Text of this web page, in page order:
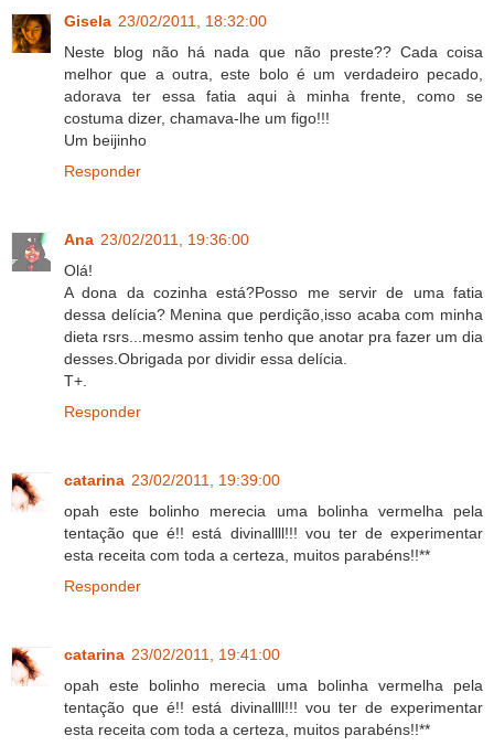
Gisela 23/02/2011, 18:32:00
Neste blog não há nada que não preste?? Cada coisa
melhor que a outra, este bolo é um verdadeiro pecado,
adorava ter essa fatia aqui à minha frente, como se
costuma dizer, chamava-lhe um figo!!!
Um beijinho
Responder
Ana 23/02/2011, 19:36:00
Olá!
A dona da cozinha está?Posso me servir de uma fatia
dessa delícia? Menina que perdição,isso acaba com minha
dieta rsrs...mesmo assim tenho que anotar pra fazer um dia
desses.Obrigada por dividir essa delícia.
T+.
Responder
catarina 23/02/2011, 19:39:00
opah este bolinho merecia uma bolinha vermelha pela
tentação que é!! está divinallll!!! vou ter de experimentar
esta receita com toda a certeza, muitos parabéns!!**
Responder
catarina 23/02/2011, 19:41:00
opah este bolinho merecia uma bolinha vermelha pela
tentação que é!! está divinallll!!! vou ter de experimentar
esta receita com toda a certeza, muitos parabéns!!**